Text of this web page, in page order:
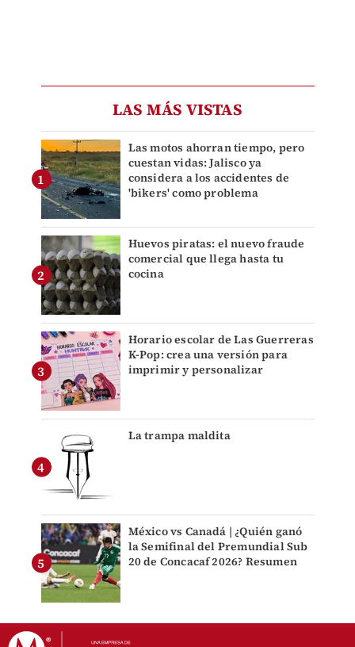
LAS MÁS VISTAS
Las motos ahorran tiempo, pero
cuestan vidas: Jalisco ya
considera a los accidentes de
'bikers' como problema
Huevos piratas: el nuevo fraude
comercial que llega hasta tu
cocina
Horario escolar de Las Guerreras
K-Pop: crea una versión para
imprimir y personalizar
La trampa maldita
México vs Canadá | ¿Quién ganó
la Semifinal del Premundial Sub
20 de Concacaf 2026? Resumen